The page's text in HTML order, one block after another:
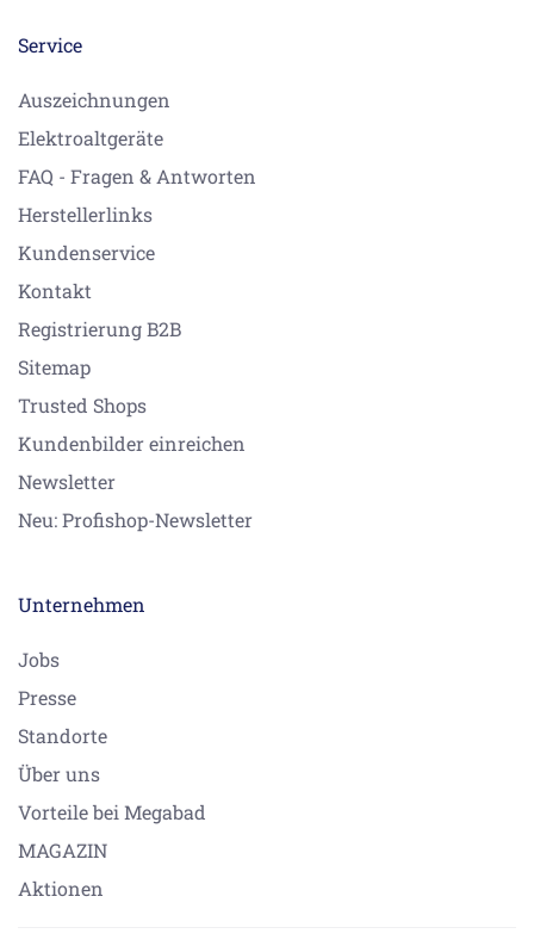
Service
Auszeichnungen
Elektroaltgeräte
FAQ - Fragen & Antworten
Herstellerlinks
Kundenservice
Kontakt
Registrierung B2B
Sitemap
Trusted Shops
Kundenbilder einreichen
Newsletter
Neu: Profishop-Newsletter
Unternehmen
Jobs
Presse
Standorte
Über uns
Vorteile bei Megabad
MAGAZIN
Aktionen